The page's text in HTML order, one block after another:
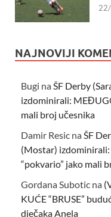
NAJNOVIJI
Bugi naŠF Derby
izdominirali:
mali broj učesnika
Damir Resic naŠF
(Mostar)
“pokvario” jako mali
Gordana Subotic na
KUĆE “BRUSE”
dječaka Anela